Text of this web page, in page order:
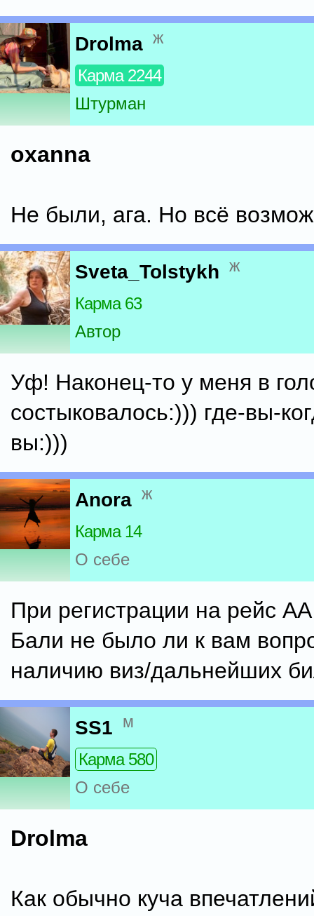
Drolma ж
Карма 2244
Штурман
oxanna
Не были, ага. Но всё
Sveta_Tolstykh ж
Карма 63
Автор
Уф! Наконец-то у меня в
состыковалось:))) где-вы-
вы:)))
Anora ж
Карма 14
О себе
При регистрации на рейс
Бали не было ли к вам
наличию виз/дальнейших
SS1 м
Карма 580
О себе
Drolma
Как обычно куча